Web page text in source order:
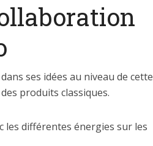
ses idées au niveau de cette
produits classiques.
les différentes énergies sur les